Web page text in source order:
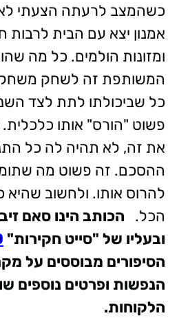
כשהמצב לרעתה הצעתי
אמנון יצא עם הבית
ומזונות הולמים. כל מה
המשותפת זה לשחק משחק
כל שביכולתו לתת לצד
פשוט "הורס" אותו
את זה, לא תהיה לה כל
ההסכם. זה פשוט מה
להרוס אותו. ולחשוב
הכל. הכותב הינו סאם
ובעליו של "סייט חקירות"
הסיפורים מבוססים על
הנפשות ופרטים נוספים
הלקוחות.